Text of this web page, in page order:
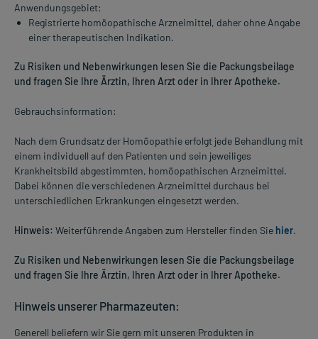
Anwendungsgebiet:
Registrierte homöopathische Arzneimittel, daher ohne Angabe
einer therapeutischen Indikation.
Zu Risiken und Nebenwirkungen lesen Sie die Packungsbeilage
und fragen Sie Ihre Ärztin, Ihren Arzt oder in Ihrer Apotheke.
Gebrauchsinformation:
Nach dem Grundsatz der Homöopathie erfolgt jede Behandlung mit
einem individuell auf den Patienten und sein jeweiliges
Krankheitsbild abgestimmten, homöopathischen Arzneimittel.
Dabei können die verschiedenen Arzneimittel durchaus bei
unterschiedlichen Erkrankungen eingesetzt werden.
Hinweis: Weiterführende Angaben zum Hersteller finden Sie hier.
Zu Risiken und Nebenwirkungen lesen Sie die Packungsbeilage
und fragen Sie Ihre Ärztin, Ihren Arzt oder in Ihrer Apotheke.
Hinweis unserer Pharmazeuten:
Generell beliefern wir Sie gern mit unseren Produkten in